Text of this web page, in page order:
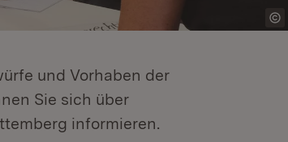
und Vorhaben der
Sie sich über
informieren.